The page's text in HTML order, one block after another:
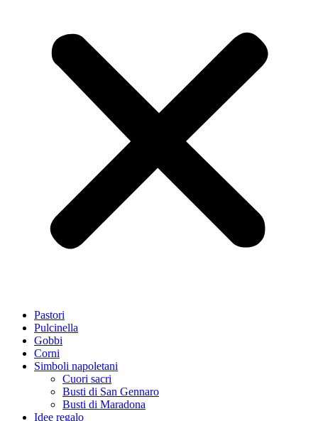
Pastori
Pulcinella
Gobbi
Corni
Simboli napoletani
Cuori sacri
Busti di San Gennaro
Busti di Maradona
Idee regalo